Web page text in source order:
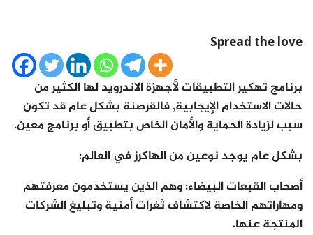
Spread the love
برنامج تهكير التطبيقات لأجهزة الاندرويد لها الكثير من
حالات الاستخدام الإيجابية, فالقرصنة بشكل عام قد تكون
سبب لزيادة الحماية والأمان الخاص بتطبيق أو برنامج معين.
بشكل عام يوجد نوعين من الهاكرز في العالم:
أصحاب القبعات البيضاء: وهم الذين يستخدمون معرفتهم
ومهاراتهم الخاصة لاكتشاف ثغرات أمنية وتبليغ الشركات
المنتجة عنها.